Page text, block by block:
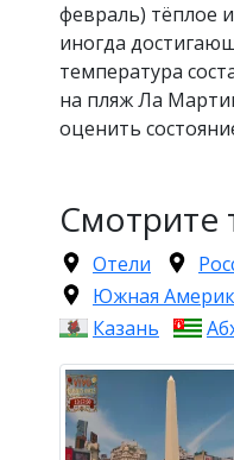
февраль) тёплое
иногда
температура
на пляж Ла
оценить
Смотрите
Отели
Южная
Казань